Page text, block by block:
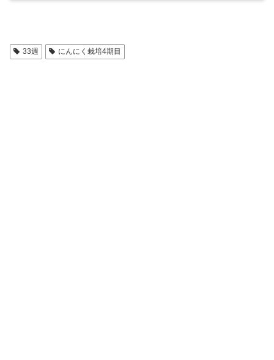
33週 にんにく栽培4期目